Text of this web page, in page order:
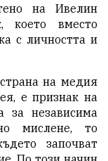
на Ивелин
което вместо
с личността и
на медия
е признак на
за независима
мислене, то
започват